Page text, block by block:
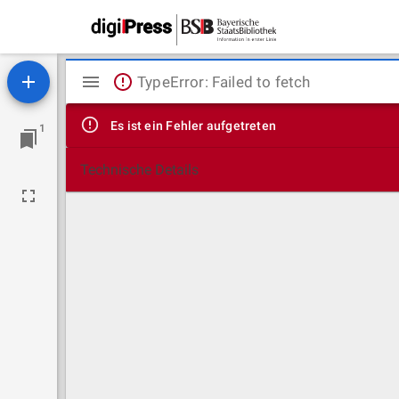
1
Mirador
Viewer
TypeError: Failed to fetch
Es ist ein Fehler aufgetreten
Technische Details